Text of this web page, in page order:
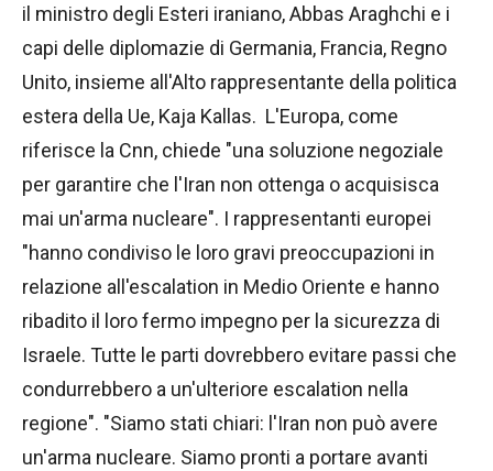
il ministro degli Esteri iraniano, Abbas Araghchi e i
capi delle diplomazie di Germania, Francia, Regno
Unito, insieme all'Alto rappresentante della politica
estera della Ue, Kaja Kallas. L'Europa, come
riferisce la Cnn, chiede "una soluzione negoziale
per garantire che l'Iran non ottenga o acquisisca
mai un'arma nucleare". I rappresentanti europei
"hanno condiviso le loro gravi preoccupazioni in
relazione all'escalation in Medio Oriente e hanno
ribadito il loro fermo impegno per la sicurezza di
Israele. Tutte le parti dovrebbero evitare passi che
condurrebbero a un'ulteriore escalation nella
regione". "Siamo stati chiari: l'Iran non può avere
un'arma nucleare. Siamo pronti a portare avanti